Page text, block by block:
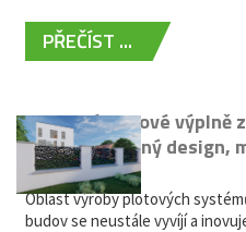
PŘEČÍST ...
Moderní plotové výplně
kovů: výjimečný design,
žádná údržba
Oblast výroby plotových
budov se neustále vyvíjí a